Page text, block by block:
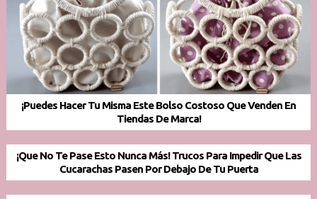
¡Puedes Hacer Tu Misma Este Bolso Costoso Que Venden En
Tiendas De Marca!
¡Que No Te Pase Esto Nunca Más! Trucos Para Impedir Que Las
Cucarachas Pasen Por Debajo De Tu Puerta